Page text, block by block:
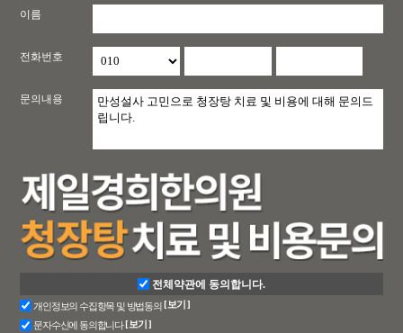
이름
전화번호
문의내용
전체약관에 동의합니다.
개인정보의 수집항목 및 방법동의[ 보기 ]
문자수신에 동의합니다[ 보기 ]